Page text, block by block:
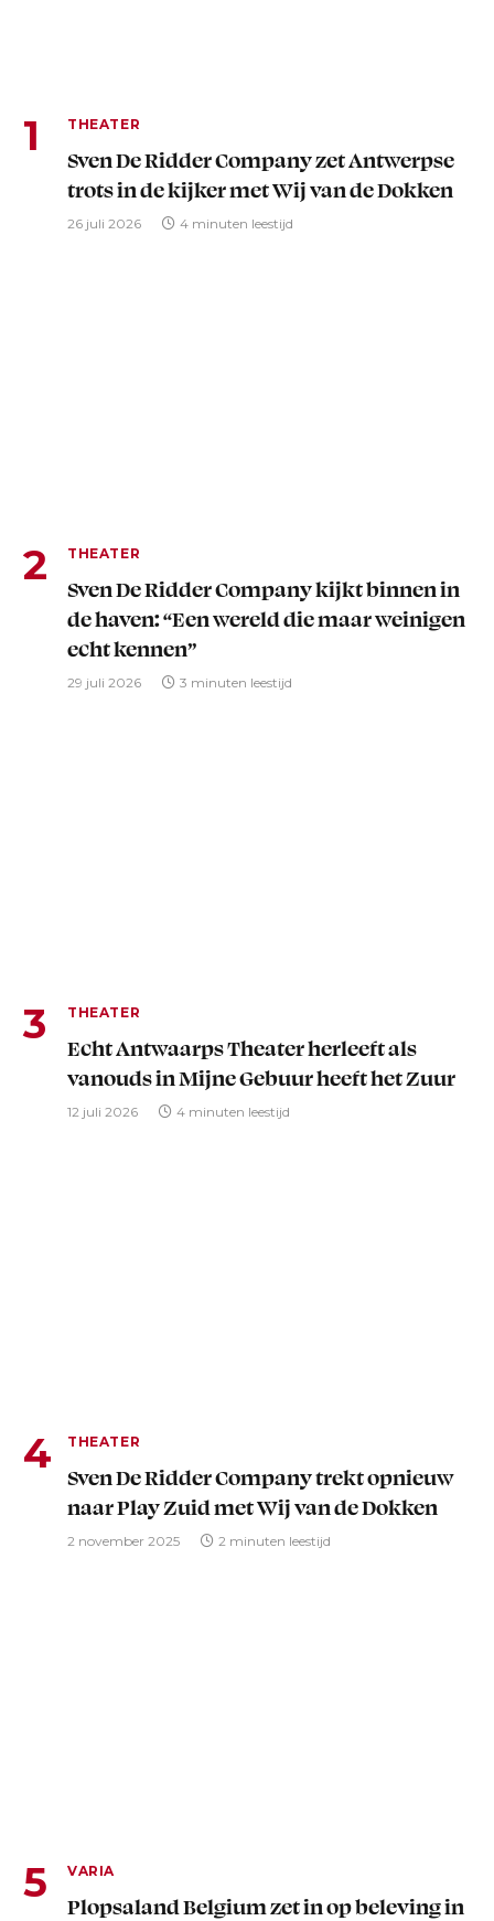
THEATER
Sven De Ridder Company zet Antwerpse
trots in de kijker met Wij van de Dokken
26 juli 2026 4 minuten leestijd
THEATER
Sven De Ridder Company kijkt binnen in
de haven: “Een wereld die maar weinigen
echt kennen”
29 juli 2026 3 minuten leestijd
THEATER
Echt Antwaarps Theater herleeft als
vanouds in Mijne Gebuur heeft het Zuur
12 juli 2026 4 minuten leestijd
THEATER
Sven De Ridder Company trekt opnieuw
naar Play Zuid met Wij van de Dokken
2 november 2025 2 minuten leestijd
VARIA
Plopsaland Belgium zet in op beleving in